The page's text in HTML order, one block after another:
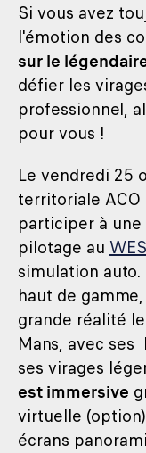
Si vous avez
l'émotion des
sur le
défier les
professionnel,
pour vous !
Le vendredi 25
territoriale
participer à
pilotage au
simulation
haut de
grande réalité
Mans, avec
ses virages
est immersive
virtuelle
écrans